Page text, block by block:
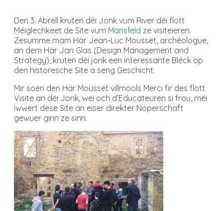
Den 3. Abrëll kruten déi Jonk vum River déi flott
Méiglechkeet de Site vum Mansfeld ze visiteieren.
Zesumme mam Här Jean-Luc Mousset, archéologue,
an dem Här Jan Glas (Design Management and
Strategy), kruten déi jonk een interessante Bléck op
den historesche Site a seng Geschicht.
Mir soen den Här Mousset villmools Merci fir des flott
Visite an déi Jonk, wei och d’Educateuren si frou, méi
iwwert dëse Site an eiser direkter Noperschaft
gewuer ginn ze sinn.